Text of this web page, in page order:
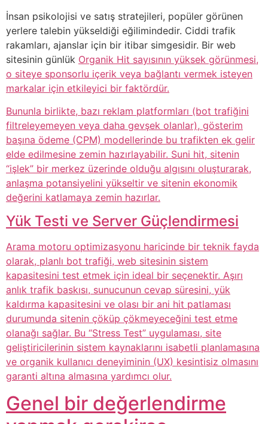
İnsan psikolojisi ve satış stratejileri, popüler görünen
yerlere talebin yükseldiği eğilimindedir. Ciddi trafik
rakamları, ajanslar için bir itibar simgesidir. Bir web
sitesinin günlük Organik Hit sayısının yüksek görünmesi,
o siteye sponsorlu içerik veya bağlantı vermek isteyen
markalar için etkileyici bir faktördür.
Bununla birlikte, bazı reklam platformları (bot trafiğini
filtreleyemeyen veya daha gevşek olanlar), gösterim
başına ödeme (CPM) modellerinde bu trafikten ek gelir
elde edilmesine zemin hazırlayabilir. Suni hit, sitenin
“işlek” bir merkez üzerinde olduğu algısını oluşturarak,
anlaşma potansiyelini yükseltir ve sitenin ekonomik
değerini katlamaya zemin hazırlar.
Yük Testi ve Server Güçlendirmesi
Arama motoru optimizasyonu haricinde bir teknik fayda
olarak, planlı bot trafiği, web sitesinin sistem
kapasitesini test etmek için ideal bir seçenektir. Aşırı
anlık trafik baskısı, sunucunun cevap süresini, yük
kaldırma kapasitesini ve olası bir ani hit patlaması
durumunda sitenin çöküp çökmeyeceğini test etme
olanağı sağlar. Bu “Stress Test” uygulaması, site
geliştiricilerinin sistem kaynaklarını isabetli planlamasına
ve organik kullanıcı deneyiminin (UX) kesintisiz olmasını
garanti altına almasına yardımcı olur.
Genel bir değerlendirme